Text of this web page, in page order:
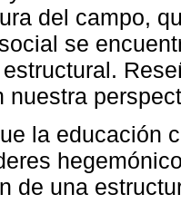
del campo,
se
nuestra
la educación
de una